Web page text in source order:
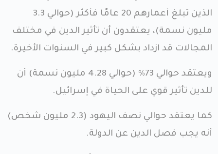
الذين تبلغ أعمارهم 20 عامًا فأكثر (حوالي 3.3
مليون نسمة)، يعتقدون أن تأثير الدين في مختلف
المجالات قد ازداد بشكل كبير في السنوات الأخيرة.
ويعتقد حوالي 73٪ (حوالي 4.28 مليون نسمة) أن
للدين تأثير قوي على الحياة في إسرائيل.
كما يعتقد حوالي نصف اليهود (2.3 مليون شخص)
أنه يجب فصل الدين عن الدولة.